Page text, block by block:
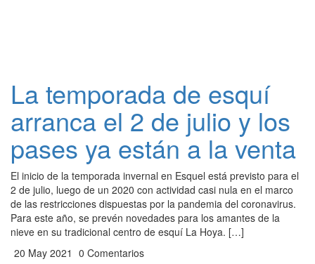
La temporada de esquí
arranca el 2 de julio y los
pases ya están a la venta
El inicio de la temporada invernal en Esquel está previsto para el
2 de julio, luego de un 2020 con actividad casi nula en el marco
de las restricciones dispuestas por la pandemia del coronavirus.
Para este año, se prevén novedades para los amantes de la
nieve en su tradicional centro de esquí La Hoya. […]
20 May 2021 0 Comentarios